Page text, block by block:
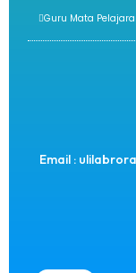
Guru Mata
Email :